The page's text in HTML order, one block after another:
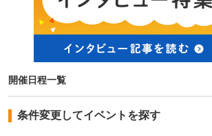
開催日程一覧
条件変更してイベントを探す